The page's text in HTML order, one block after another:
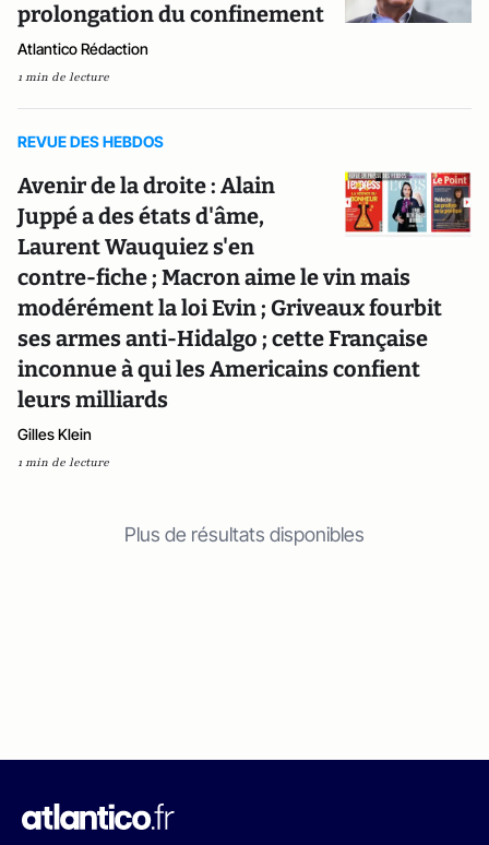
prolongation du confinement
Atlantico Rédaction
1 min de lecture
REVUE DES HEBDOS
Avenir de la droite : Alain
Juppé a des états d'âme,
Laurent Wauquiez s'en
contre-fiche ; Macron aime le vin mais
modérément la loi Evin ; Griveaux fourbit
ses armes anti-Hidalgo ; cette Française
inconnue à qui les Americains confient
leurs milliards
Gilles Klein
1 min de lecture
Plus de résultats disponibles